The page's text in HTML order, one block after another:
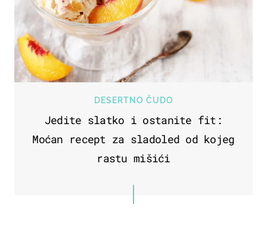
DESERTNO ČUDO
Jedite slatko i ostanite fit:
Moćan recept za sladoled od kojeg
rastu mišići